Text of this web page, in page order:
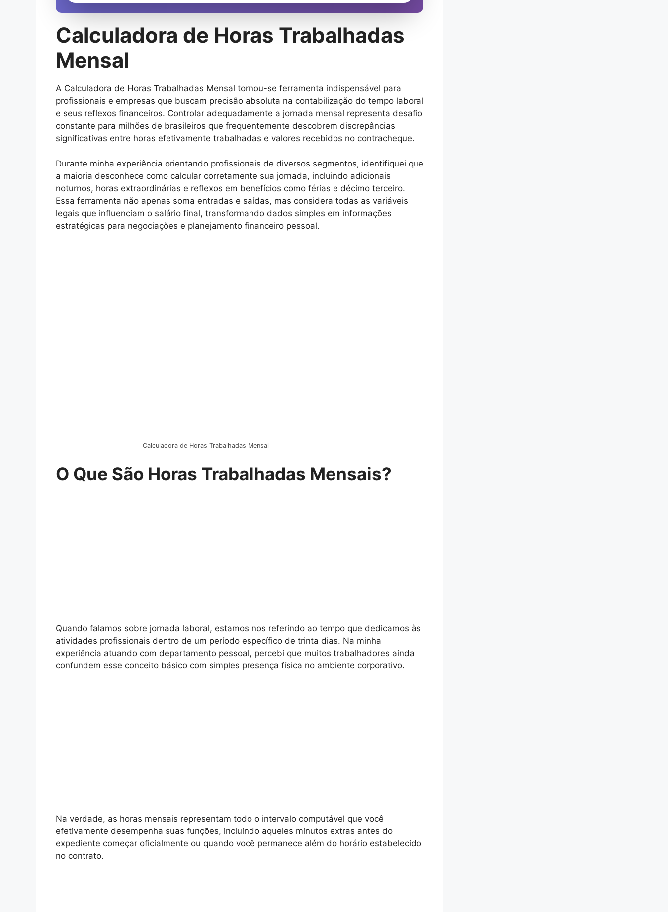
Calculadora de Horas Trabalhadas
Mensal
A Calculadora de Horas Trabalhadas Mensal tornou-se ferramenta indispensável para
profissionais e empresas que buscam precisão absoluta na contabilização do tempo laboral
e seus reflexos financeiros. Controlar adequadamente a jornada mensal representa desafio
constante para milhões de brasileiros que frequentemente descobrem discrepâncias
significativas entre horas efetivamente trabalhadas e valores recebidos no contracheque.
Durante minha experiência orientando profissionais de diversos segmentos, identifiquei que
a maioria desconhece como calcular corretamente sua jornada, incluindo adicionais
noturnos, horas extraordinárias e reflexos em benefícios como férias e décimo terceiro.
Essa ferramenta não apenas soma entradas e saídas, mas considera todas as variáveis
legais que influenciam o salário final, transformando dados simples em informações
estratégicas para negociações e planejamento financeiro pessoal.
Calculadora de Horas Trabalhadas Mensal
O Que São Horas Trabalhadas Mensais?
Quando falamos sobre jornada laboral, estamos nos referindo ao tempo que dedicamos às
atividades profissionais dentro de um período específico de trinta dias. Na minha
experiência atuando com departamento pessoal, percebi que muitos trabalhadores ainda
confundem esse conceito básico com simples presença física no ambiente corporativo.
Na verdade, as horas mensais representam todo o intervalo computável que você
efetivamente desempenha suas funções, incluindo aqueles minutos extras antes do
expediente começar oficialmente ou quando você permanece além do horário estabelecido
no contrato.